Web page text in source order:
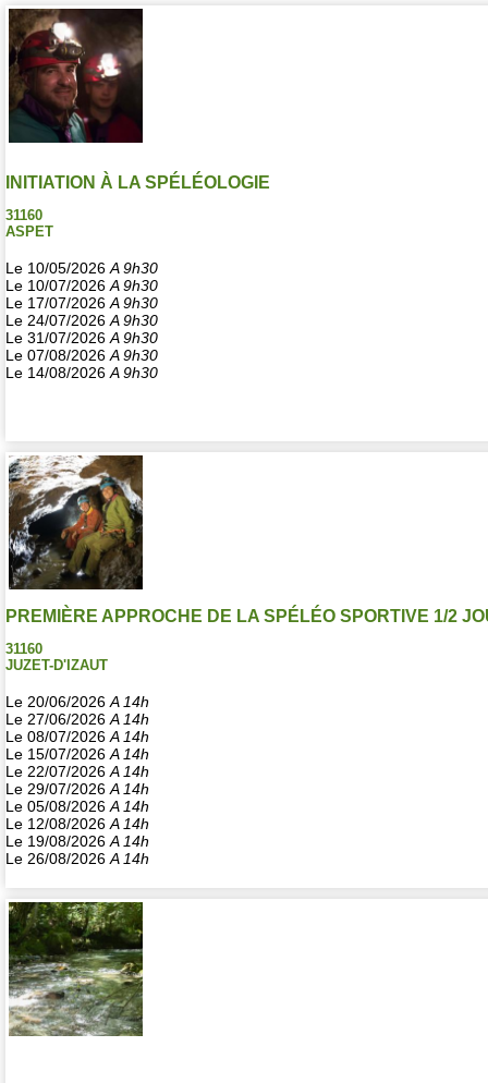
INITIATION À LA SPÉLÉOLOGIE
31160
ASPET
Le 10/05/2026 A 9h30
Le 10/07/2026 A 9h30
Le 17/07/2026 A 9h30
Le 24/07/2026 A 9h30
Le 31/07/2026 A 9h30
Le 07/08/2026 A 9h30
Le 14/08/2026 A 9h30
PREMIÈRE APPROCHE DE LA SPÉLÉO SPORTIVE 1/2
31160
JUZET-D'IZAUT
Le 20/06/2026 A 14h
Le 27/06/2026 A 14h
Le 08/07/2026 A 14h
Le 15/07/2026 A 14h
Le 22/07/2026 A 14h
Le 29/07/2026 A 14h
Le 05/08/2026 A 14h
Le 12/08/2026 A 14h
Le 19/08/2026 A 14h
Le 26/08/2026 A 14h